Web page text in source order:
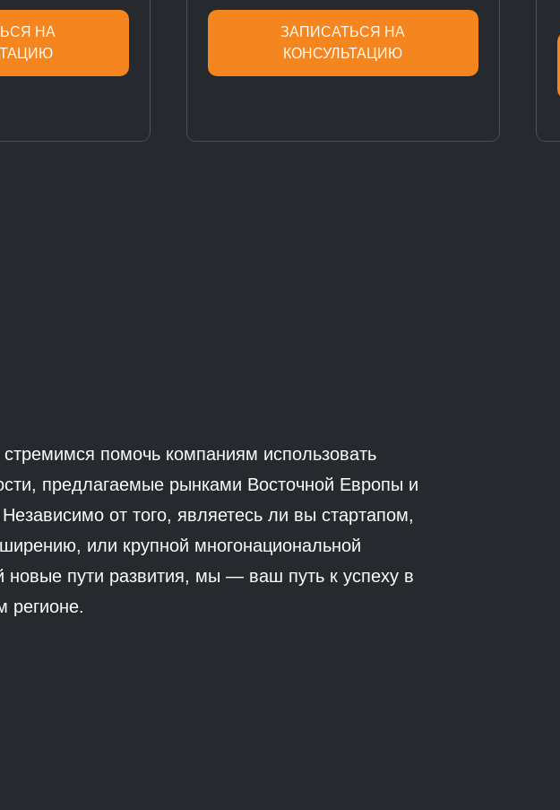
НА
ЗАПИСАТЬСЯ НА
КОНСУЛЬТАЦИЮ
помочь компаниям использовать
предлагаемые рынками Восточной Европы и
от того, являетесь ли вы стартапом,
или крупной многонациональной
пути развития, мы — ваш путь к успеху в
регионе.